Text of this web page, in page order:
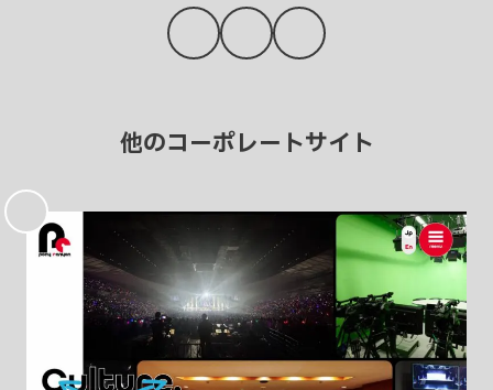
他のコーポレートサイト
気
入